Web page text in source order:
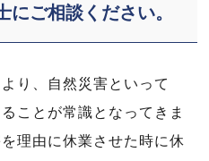
にご相談ください。
り、自然災害といって
ことが常識となってきま
理由に休業させた時に休